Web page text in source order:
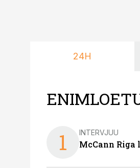
24H
1 INTERVJUU
McCann